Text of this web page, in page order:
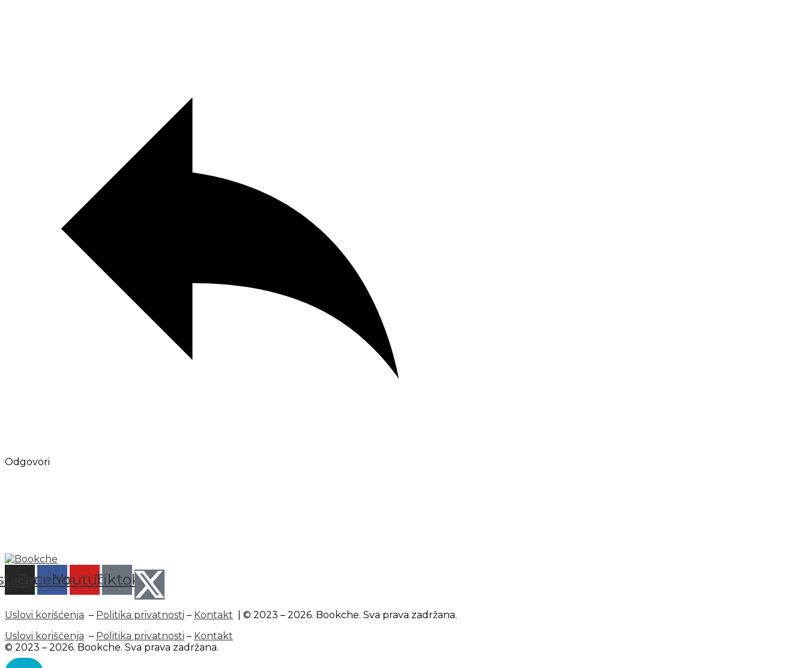
Odgovori
Facebook
YoutubeTiktok
Uslovi korišćenja – Politika privatnosti – Kontakt | © 2023 – 2026. Bookche. Sva prava zadržana.
Uslovi korišćenja – Politika privatnosti – Kontakt
© 2023 – 2026. Bookche. Sva prava zadržana.